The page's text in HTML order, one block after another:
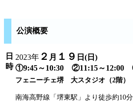
公演概要
日
時
2023年 ２ 月 １９ 日( 日 )
①9:45～10:30 ②11:15～12:00
フェニーチェ堺 大スタジオ（2階）
南海高野線「堺東駅」より徒歩約10分